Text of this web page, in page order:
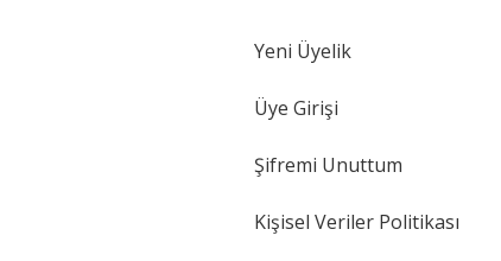
Yeni Üyelik
Üye Girişi
Şifremi Unuttum
Kişisel Veriler Politikası